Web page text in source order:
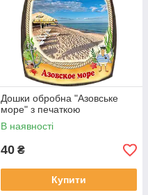
Дошки обробна "Азовське
море" з печаткою
В наявності
40 ₴
Купити